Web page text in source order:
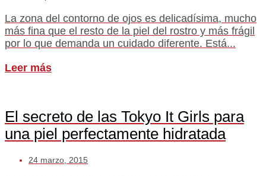
La zona del contorno de ojos es delicadísima, mucho
más fina que el resto de la piel del rostro y más frágil
por lo que demanda un cuidado diferente. Está...
Leer más
El secreto de las Tokyo It Girls para
una piel perfectamente hidratada
24 marzo, 2015